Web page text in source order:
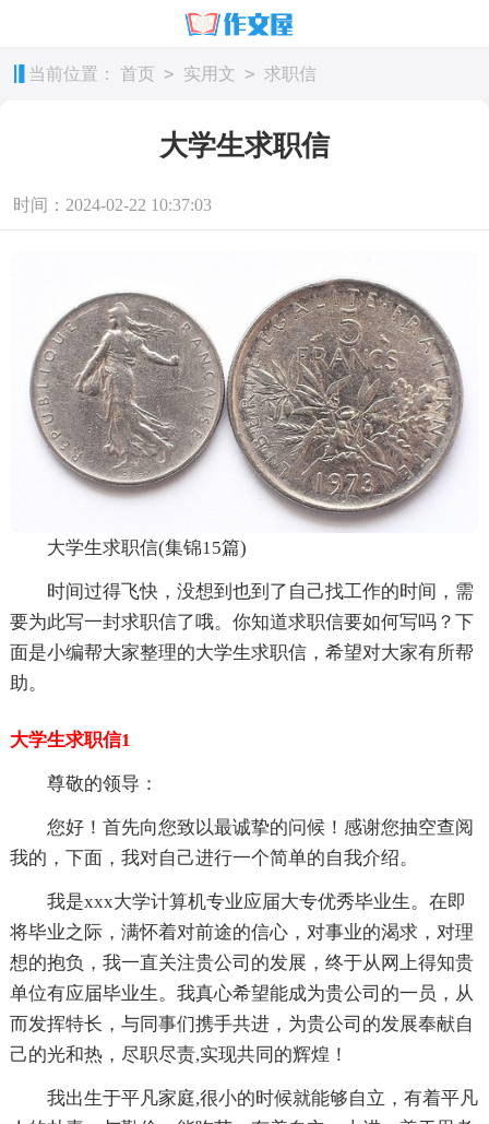
当前位置： 首页 > 实用文 > 求职信
大学生求职信
时间：2024-02-22 10:37:03
大学生求职信(集锦15篇)
时间过得飞快，没想到也到了自己找工作的时间，需
要为此写一封求职信了哦。你知道求职信要如何写吗？下
面是小编帮大家整理的大学生求职信，希望对大家有所帮
助。
大学生求职信1
尊敬的领导：
您好！首先向您致以最诚挚的问候！感谢您抽空查阅
我的，下面，我对自己进行一个简单的自我介绍。
我是xxx大学计算机专业应届大专优秀毕业生。在即
将毕业之际，满怀着对前途的信心，对事业的渴求，对理
想的抱负，我一直关注贵公司的发展，终于从网上得知贵
单位有应届毕业生。我真心希望能成为贵公司的一员，从
而发挥特长，与同事们携手共进，为贵公司的发展奉献自
己的光和热，尽职尽责,实现共同的辉煌！
我出生于平凡家庭,很小的时候就能够自立，有着平凡